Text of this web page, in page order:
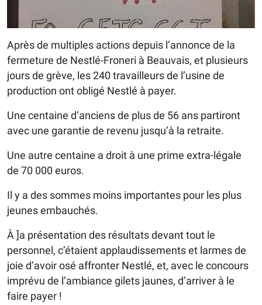
Après de multiples actions depuis l’annonce de la
fermeture de Nestlé-Froneri à Beauvais, et plusieurs
jours de grève, les 240 travailleurs de l’usine de
production ont obligé Nestlé à payer.
Une centaine d’anciens de plus de 56 ans partiront
avec une garantie de revenu jusqu’à la retraite.
Une autre centaine a droit à une prime extra-légale
de 70 000 euros.
Il y a des sommes moins importantes pour les plus
jeunes embauchés.
À ]a présentation des résultats devant tout le
personnel, c’étaient applaudissements et larmes de
joie d’avoir osé affronter Nestlé, et, avec le concours
imprévu de l’ambiance gilets jaunes, d’arriver à le
faire payer !